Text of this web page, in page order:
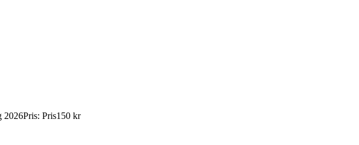
2026Pris: Pris150 kr